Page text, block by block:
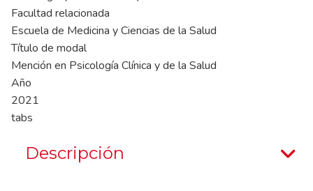
Facultad relacionada
Escuela de Medicina y Ciencias de la Salud
Título de modal
Mención en Psicología Clínica y de la Salud
Año
2021
tabs
Descripción